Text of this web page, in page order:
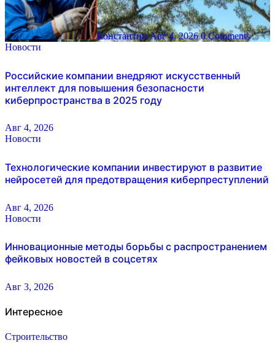
КонстантинАвг 4, 2026 0 Comments
Новости
Российские компании внедряют искусственный
интеллект для повышения безопасности
киберпространства в 2025 году
Авг 4, 2026
Новости
Технологические компании инвестируют в развитие
нейросетей для предотвращения киберпреступлений
Авг 4, 2026
Новости
Инновационные методы борьбы с распространением
фейковых новостей в соцсетях
Авг 3, 2026
Интересное
Строительство